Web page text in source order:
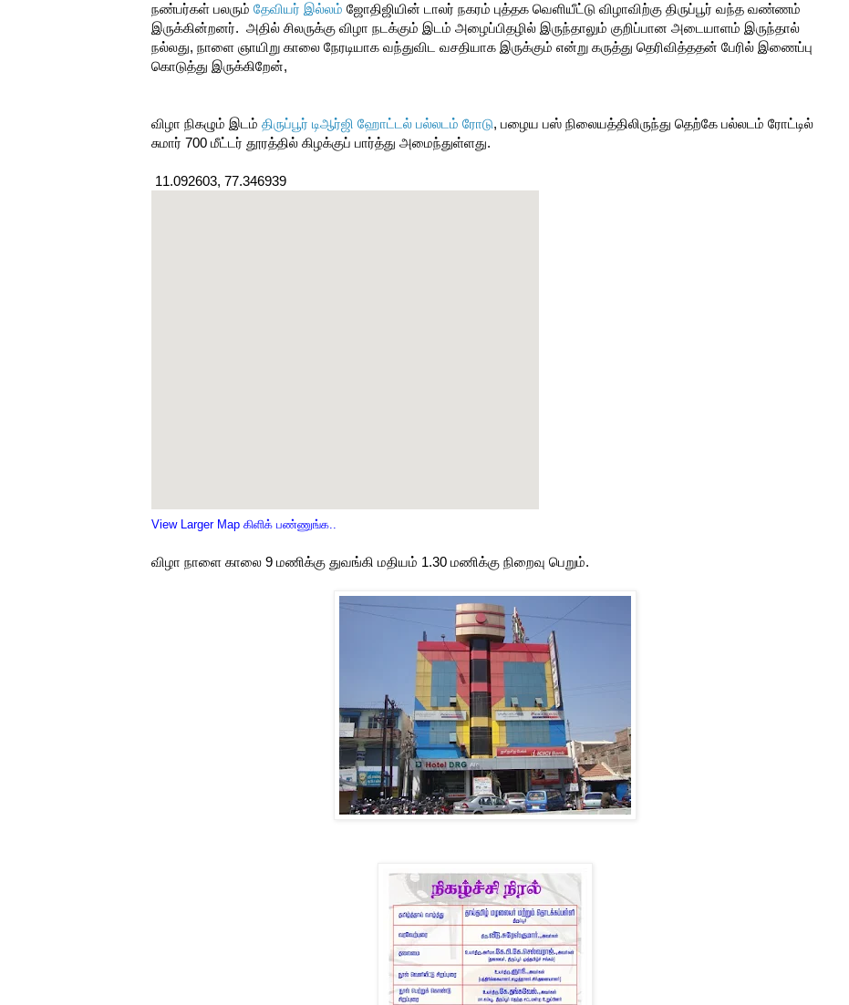
நண்பர்கள் பலரும் தேவியர் இல்லம் ஜோதிஜியின் டாலர் நகரம் புத்தக வெளியீட்டு விழாவிற்கு திருப்பூர் வந்த வண்ணம்
இருக்கின்றனர். அதில் சிலருக்கு விழா நடக்கும் இடம் அழைப்பிதழில் இருந்தாலும் குறிப்பான அடையாளம் இருந்தால்
நல்லது, நாளை ஞாயிறு காலை நேரடியாக வந்துவிட வசதியாக இருக்கும் என்று கருத்து தெரிவித்ததன் பேரில் இணைப்பு
கொடுத்து இருக்கிறேன்,
விழா நிகழும் இடம் திருப்பூர் டிஆர்ஜி ஹோட்டல் பல்லடம் ரோடு, பழைய பஸ் நிலையத்திலிருந்து தெற்கே பல்லடம் ரோட்டில்
சுமார் 700 மீட்டர் தூரத்தில் கிழக்குப் பார்த்து அமைந்துள்ளது.
11.092603, 77.346939
View Larger Map கிளிக் பண்ணுங்க..
விழா நாளை காலை 9 மணிக்கு துவங்கி மதியம் 1.30 மணிக்கு நிறைவு பெறும்.